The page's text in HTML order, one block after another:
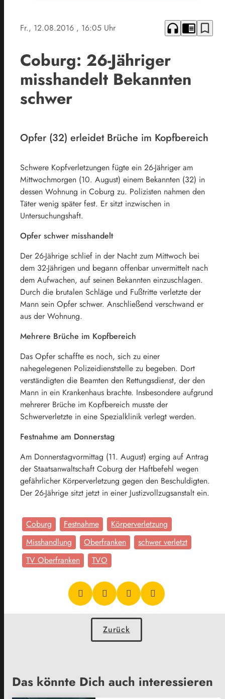
Fr., 12.08.2016 , 16:05 Uhr headphones chrome_reader_mode bookmark_border
Coburg: 26-Jähriger
misshandelt Bekannten
schwer
Opfer (32) erleidet Brüche im Kopfbereich
Schwere Kopfverletzungen fügte ein 26-Jähriger am
Mittwochmorgen (10. August) einem Bekannten (32) in
dessen Wohnung in Coburg zu. Polizisten nahmen den
Täter wenig später fest. Er sitzt inzwischen in
Untersuchungshaft.
Opfer schwer misshandelt
Der 26-Jährige schlief in der Nacht zum Mittwoch bei
dem 32-Jährigen und begann offenbar unvermittelt nach
dem Aufwachen, auf seinen Bekannten einzuschlagen.
Durch die brutalen Schläge und Fußtritte verletzte der
Mann sein Opfer schwer. Anschließend verschwand er
aus der Wohnung.
Mehrere Brüche im Kopfbereich
Das Opfer schaffte es noch, sich zu einer
nahegelegenen Polizeidienststelle zu begeben. Dort
verständigten die Beamten den Rettungsdienst, der den
Mann in ein Krankenhaus brachte. Insbesondere aufgrund
mehrerer Brüche im Kopfbereich musste der
Schwerverletzte in eine Spezialklinik verlegt werden.
Festnahme am Donnerstag
Am Donnerstagvormittag (11. August) erging auf Antrag
der Staatsanwaltschaft Coburg der Haftbefehl wegen
gefährlicher Körperverletzung gegen den Beschuldigten.
Der 26-Jährige sitzt jetzt in einer Justizvollzugsanstalt ein.
Coburg Festnahme
Körperverletzung
Misshandlung
Oberfranken
schwer verletzt
TV Oberfranken
TVO
Zurück
Das könnte Dich auch interessieren